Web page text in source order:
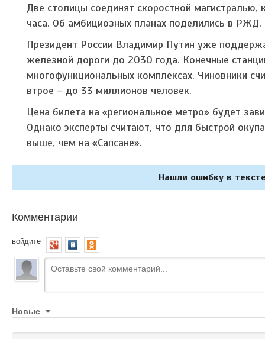
Две столицы соединят скоростной
часа. Об амбициозных планах поделились в РЖД.
Президент России Владимир Путин уже
железной дороги до 2030 года. Конечные
многофункциональных комплексах. Чиновники
втрое – до 33 миллионов человек.
Цена билета на «региональное метро» будет
Однако эксперты считают, что для быстрой
выше, чем на «Сапсане».
Нашли ошибку в
Комментарии
войдите
Новые